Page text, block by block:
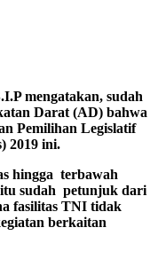
mengatakan, sudah
Darat (AD) bahwa
Pemilihan Legislatif
2019 ini.
hingga terbawah
sudah petunjuk dari
fasilitas TNI tidak
berkaitan